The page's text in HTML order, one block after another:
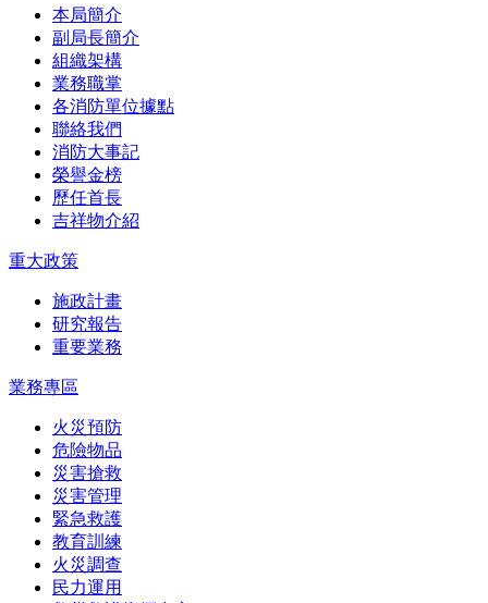
本局簡介
副局長簡介
組織架構
業務職掌
各消防單位據點
聯絡我們
消防大事記
榮譽金榜
歷任首長
吉祥物介紹
重大政策
施政計畫
研究報告
重要業務
業務專區
火災預防
危險物品
災害搶救
災害管理
緊急救護
教育訓練
火災調查
民力運用